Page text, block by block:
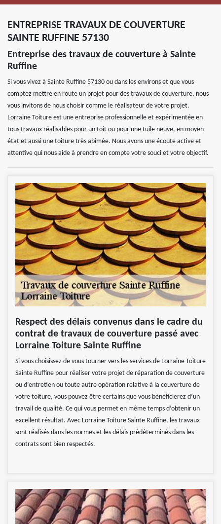
ENTREPRISE TRAVAUX DE COUVERTURE
SAINTE RUFFINE 57130
Entreprise des travaux de couverture à Sainte
Ruffine
Si vous vivez à Sainte Ruffine 57130 ou dans les environs et que vous
comptez mettre en route un projet pour des travaux de couverture, nous
vous invitons de nous choisir comme le réalisateur de votre projet.
Lorraine Toiture est une entreprise professionnelle et expérimentée en
tous travaux réalisables pour un toit ou pour une tuile neuve, en moyen
état et aussi une toiture très abîmée. Nous avons une écoute active et
attentive qui nous aide à prendre en compte votre souci et votre objectif.
Respect des délais convenus dans le cadre du
contrat de travaux de couverture passé avec
Lorraine Toiture Sainte Ruffine
Si vous choisissez de vous tourner vers les services de Lorraine Toiture
Sainte Ruffine pour réaliser votre projet de réparation de couverture
ou d’entretien ou toute autre opération relative à la couverture de
votre toiture, vous pouvez être certains que vous bénéficierez d’un
travail de qualité. Ce qui vous permet en même temps d’obtenir un
excellent résultat. Avec Lorraine Toiture Sainte Ruffine, les travaux
sont réalisés dans les normes et les délais prédéterminés dans les
contrats sont bien respectés.